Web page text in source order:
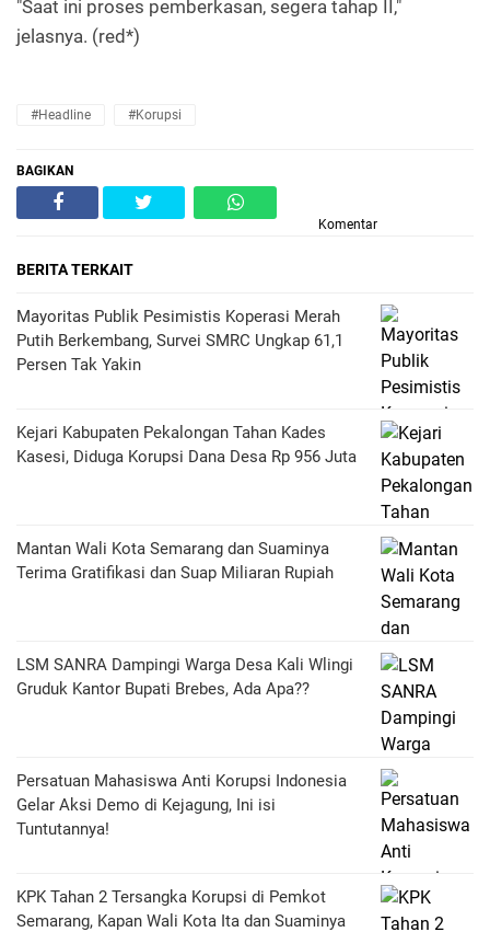
"Saat ini proses pemberkasan, segera tahap II,"
jelasnya. (red*)
#Headline #Korupsi
BAGIKAN
Komentar
BERITA TERKAIT
Mayoritas Publik Pesimistis Koperasi Merah
Putih Berkembang, Survei SMRC Ungkap 61,1
Persen Tak Yakin
Kejari Kabupaten Pekalongan Tahan Kades
Kasesi, Diduga Korupsi Dana Desa Rp 956 Juta
Mantan Wali Kota Semarang dan Suaminya
Terima Gratifikasi dan Suap Miliaran Rupiah
LSM SANRA Dampingi Warga Desa Kali Wlingi
Gruduk Kantor Bupati Brebes, Ada Apa??
Persatuan Mahasiswa Anti Korupsi Indonesia
Gelar Aksi Demo di Kejagung, Ini isi
Tuntutannya!
KPK Tahan 2 Tersangka Korupsi di Pemkot
Semarang, Kapan Wali Kota Ita dan Suaminya